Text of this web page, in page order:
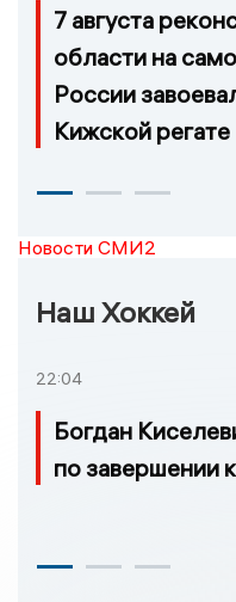
7 августа
области на
России
Кижской регате
Новости СМИ2
Наш Хоккей
22:04
Богдан
по завершении